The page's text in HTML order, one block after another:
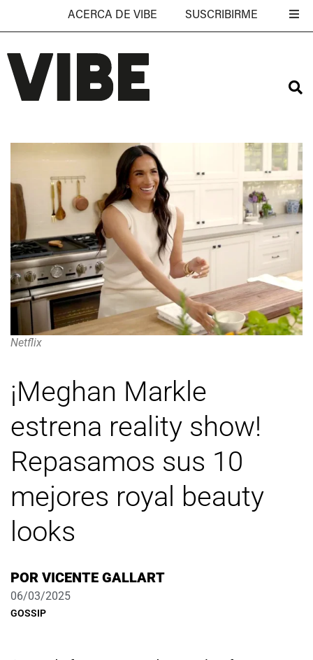
ACERCA DE VIBE SUSCRIBIRME
Netflix
¡Meghan Markle
estrena reality show!
Repasamos sus 10
mejores royal beauty
looks
POR VICENTE GALLART
06/03/2025
GOSSIP